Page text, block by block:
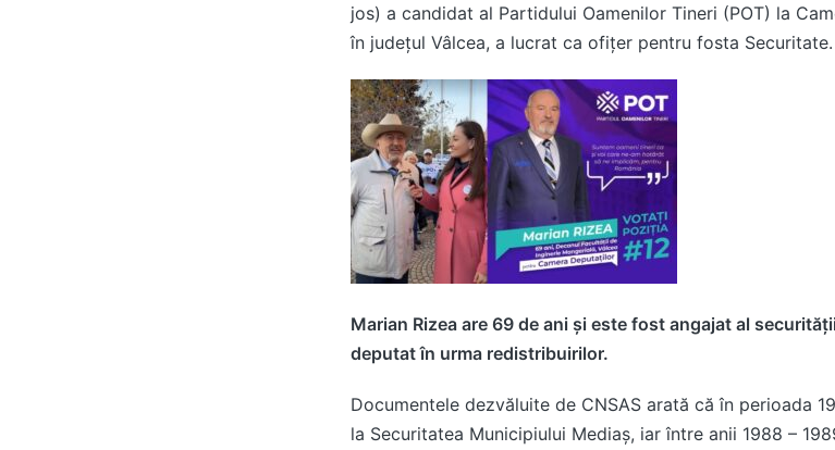
jos) a candidat al Partidului Oamenilor Tineri (POT) la
în județul Vâlcea, a lucrat ca ofițer pentru fosta Securitate.
Marian Rizea are 69 de ani și este fost angajat al
deputat în urma redistribuirilor.
Documentele dezvăluite de CNSAS arată că în perioada
la Securitatea Municipiului Mediaş, iar între anii 1988 –